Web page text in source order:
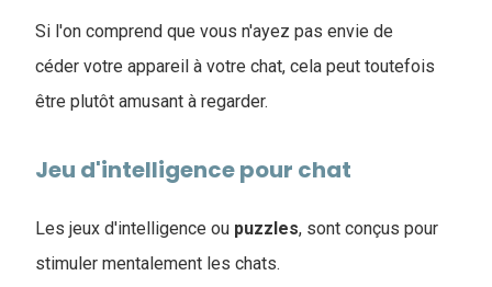
Si l'on comprend que vous n'ayez pas envie de
céder votre appareil à votre chat, cela peut toutefois
être plutôt amusant à regarder.
Jeu d'intelligence pour chat
Les jeux d'intelligence ou puzzles, sont conçus pour
stimuler mentalement les chats.